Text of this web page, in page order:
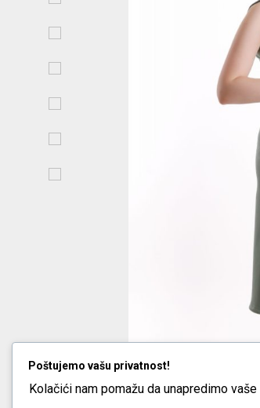
Poštujemo vašu privatnost!
Kolačići nam pomažu da unapredimo